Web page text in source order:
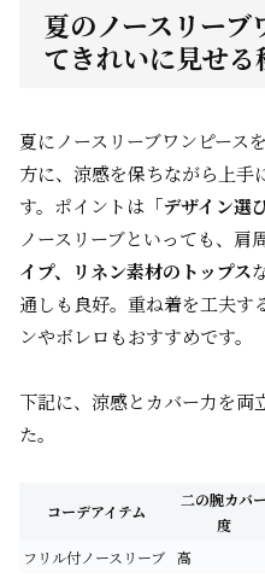
夏のノースリーブ
てきれいに見せる
夏にノースリーブワンピース
方に、涼感を保ちながら上手
す。ポイントは 「デザイン選
ノースリーブといっても、肩
イプ、リネン素材のトップス
通しも良好。重ね着を工夫す
ンやボレロもおすすめです。
下記に、涼感とカバー力を両
た。
コーデアイテム
二の腕カバー
度
フリル付ノースリーブ 高